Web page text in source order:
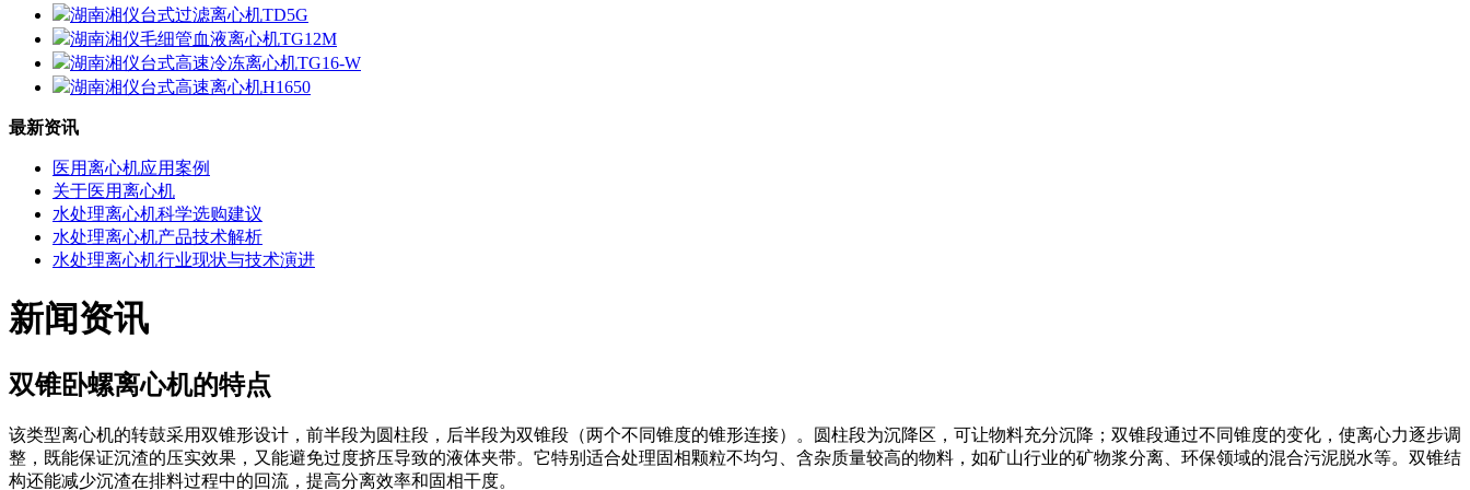
湖南湘仪台式过滤离心机TD5G
湖南湘仪毛细管血液离心机TG12M
湖南湘仪台式高速冷冻离心机TG16-W
湖南湘仪台式高速离心机H1650
最新资讯
医用离心机应用案例
关于医用离心机
水处理离心机科学选购建议
水处理离心机产品技术解析
水处理离心机行业现状与技术演进
新闻资讯
双锥卧螺离心机的特点
该类型离心机的转鼓采用双锥形设计，前半段为圆柱段，后半段为双锥段（两个不同锥度的锥形连接）。圆柱段为沉降区，可让物料充分沉降；双锥段通过不同锥度的变化，使离心力逐步调
整，既能保证沉渣的压实效果，又能避免过度挤压导致的液体夹带。它特别适合处理固相颗粒不均匀、含杂质量较高的物料，如矿山行业的矿物浆分离、环保领域的混合污泥脱水等。双锥结
构还能减少沉渣在排料过程中的回流，提高分离效率和固相干度。